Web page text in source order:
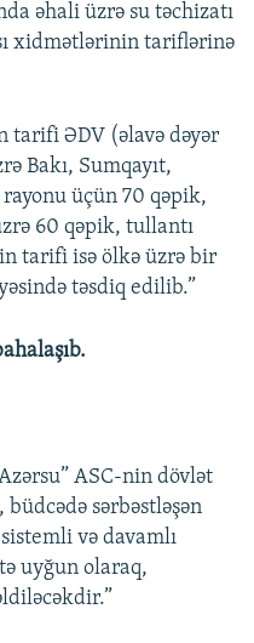
əhali üzrə su təchizatı
xidmətlərinin tariflərinə
tarifi ƏDV (əlavə dəyər
Bakı, Sumqayıt,
üçün 70 qəpik,
60 qəpik, tullantı
tarifi isə ölkə üzrə bir
təsdiq edilib.”
ASC-nin dövlət
büdcədə sərbəstləşən
və davamlı
uyğun olaraq,